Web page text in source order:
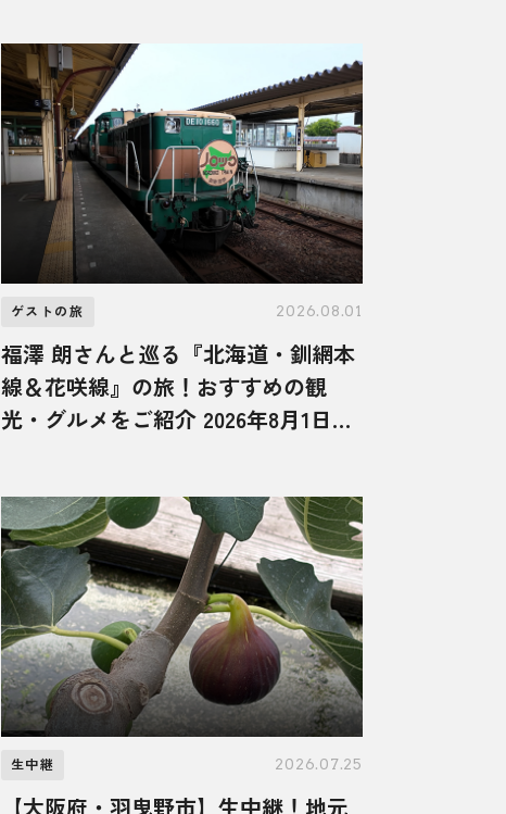
ゲストの旅 2026.08.01
福澤 朗さんと巡る『北海道・釧網本
線＆花咲線』の旅！おすすめの観
光・グルメをご紹介 2026年8月1日放
生中継 2026.07.25
【大阪府・羽曳野市】生中継！地元